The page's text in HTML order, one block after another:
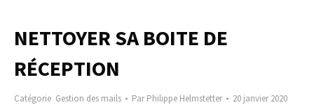
NETTOYER SA BOITE DE
RÉCEPTION
Catégorie Gestion des mails ParPhilippe Helmstetter 20 janvier 2020